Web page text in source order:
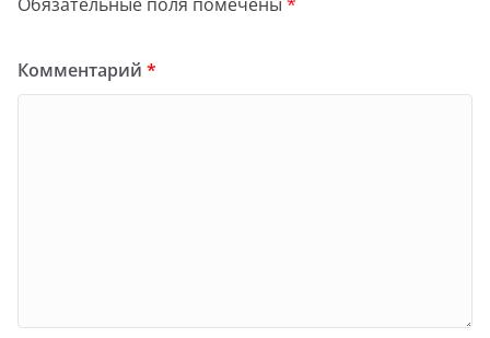
Комментарий *